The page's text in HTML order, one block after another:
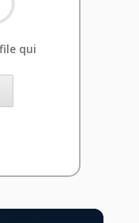
qui